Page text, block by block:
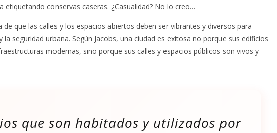
etiquetando conservas caseras. ¿Casualidad? No lo creo…
que las calles y los espacios abiertos deben ser vibrantes y diversos para
seguridad urbana. Según Jacobs, una ciudad es exitosa no porque sus edificios
modernas, sino porque sus calles y espacios públicos son vivos y
que son habitados y utilizados por